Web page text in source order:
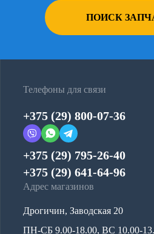
ПОИСК
Телефоны для связи
+375 (29) 800-07-36
+375 (29) 795-26-40
+375 (29) 641-64-96
Адрес магазинов
Дрогичин, Заводская 20
ПН-СБ 9.00-18.00, ВС 10.00-